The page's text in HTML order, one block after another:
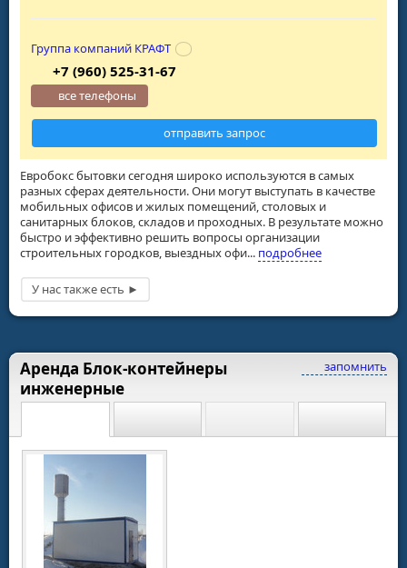
Евробокс бытовки сегодня широко используются в самых
разных сферах деятельности. Они могут выступать в качестве
мобильных офисов и жилых помещений, столовых и
санитарных блоков, складов и проходных. В результате можно
быстро и эффективно решить вопросы организации
строительных городков, выездных офи... подробнее
Группа компаний КРАФТ
+7 (960) 525-31-67
все телефоны
отправить запрос
запомнить
Аренда Блок-контейнеры
инженерные